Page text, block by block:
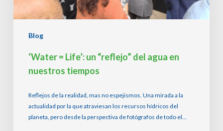
Blog
‘Water = Life’: un “reflejo” del agua en
nuestros tiempos
Reflejos de la realidad, mas no espejismos. Una mirada a la
actualidad por la que atraviesan los recursos hídricos del
planeta, pero desde la perspectiva de fotógrafos de todo el…